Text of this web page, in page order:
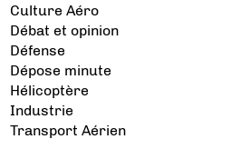
Culture Aéro
Débat et opinion
Défense
Dépose minute
Hélicoptère
Industrie
Transport Aérien